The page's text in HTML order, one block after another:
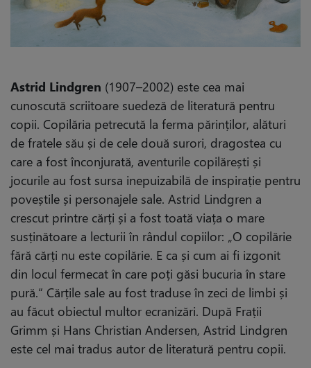
Astrid Lindgren (1907–2002) este cea mai
cunoscută scriitoare suedeză de literatură pentru
copii. Copilăria petrecută la ferma părinților, alături
de fratele său și de cele două surori, dragostea cu
care a fost înconjurată, aventurile copilărești și
jocurile au fost sursa inepuizabilă de inspirație pentru
poveștile și personajele sale. Astrid Lindgren a
crescut printre cărți și a fost toată viața o mare
susținătoare a lecturii în rândul copiilor: „O copilărie
fără cărți nu este copilărie. E ca și cum ai fi izgonit
din locul fermecat în care poți găsi bucuria în stare
pură.“ Cărțile sale au fost traduse în zeci de limbi și
au făcut obiectul multor ecranizări. După Frații
Grimm și Hans Christian Andersen, Astrid Lindgren
este cel mai tradus autor de literatură pentru copii.